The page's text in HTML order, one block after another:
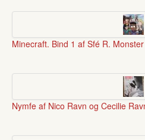
Minecraft. Bind 1 af Sfé R. Monster
Nymfe af Nico Ravn og Cecilie